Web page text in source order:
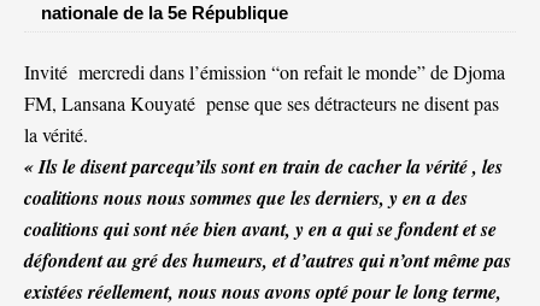
nationale de la 5e République
Invité mercredi dans l’émission “on refait le monde” de Djoma
FM, Lansana Kouyaté pense que ses détracteurs ne disent pas
la vérité.
« Ils le disent parcequ’ils sont en train de cacher la vérité , les
coalitions nous nous sommes que les derniers, y en a des
coalitions qui sont née bien avant, y en a qui se fondent et se
défondent au gré des humeurs, et d’autres qui n’ont même pas
existées réellement, nous nous avons opté pour le long terme,